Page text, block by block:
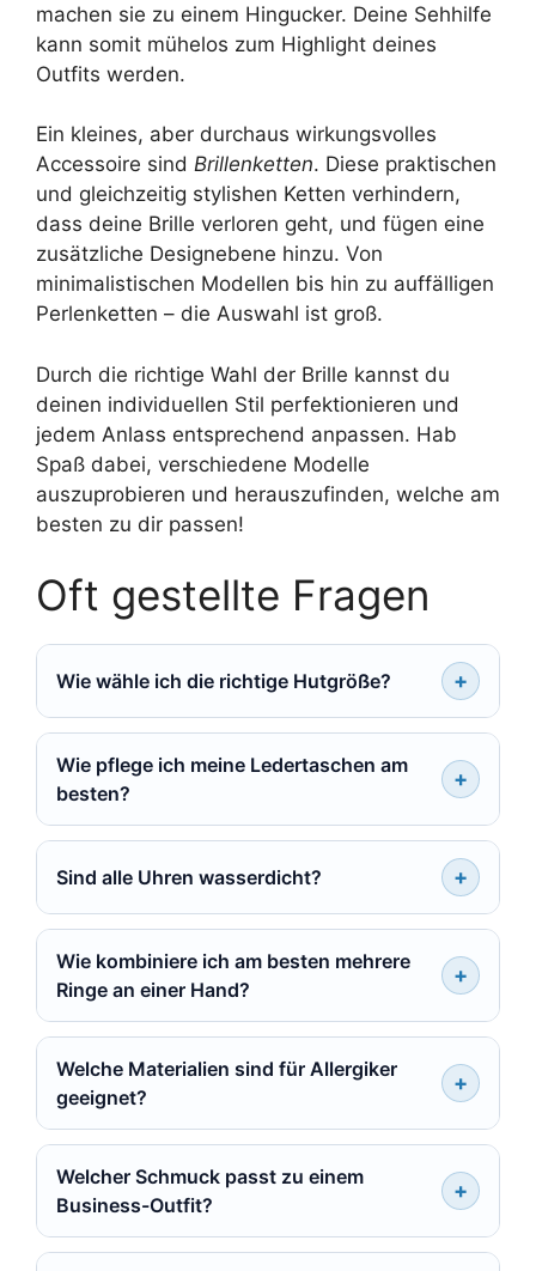
machen sie zu einem Hingucker. Deine Sehhilfe
kann somit mühelos zum Highlight deines
Outfits werden.
Ein kleines, aber durchaus wirkungsvolles
Accessoire sind Brillenketten. Diese praktischen
und gleichzeitig stylishen Ketten verhindern,
dass deine Brille verloren geht, und fügen eine
zusätzliche Designebene hinzu. Von
minimalistischen Modellen bis hin zu auffälligen
Perlenketten – die Auswahl ist groß.
Durch die richtige Wahl der Brille kannst du
deinen individuellen Stil perfektionieren und
jedem Anlass entsprechend anpassen. Hab
Spaß dabei, verschiedene Modelle
auszuprobieren und herauszufinden, welche am
besten zu dir passen!
Oft gestellte Fragen
Wie wähle ich die richtige Hutgröße?
Wie pflege ich meine Ledertaschen am
besten?
Sind alle Uhren wasserdicht?
Wie kombiniere ich am besten mehrere
Ringe an einer Hand?
Welche Materialien sind für Allergiker
geeignet?
Welcher Schmuck passt zu einem
Business-Outfit?